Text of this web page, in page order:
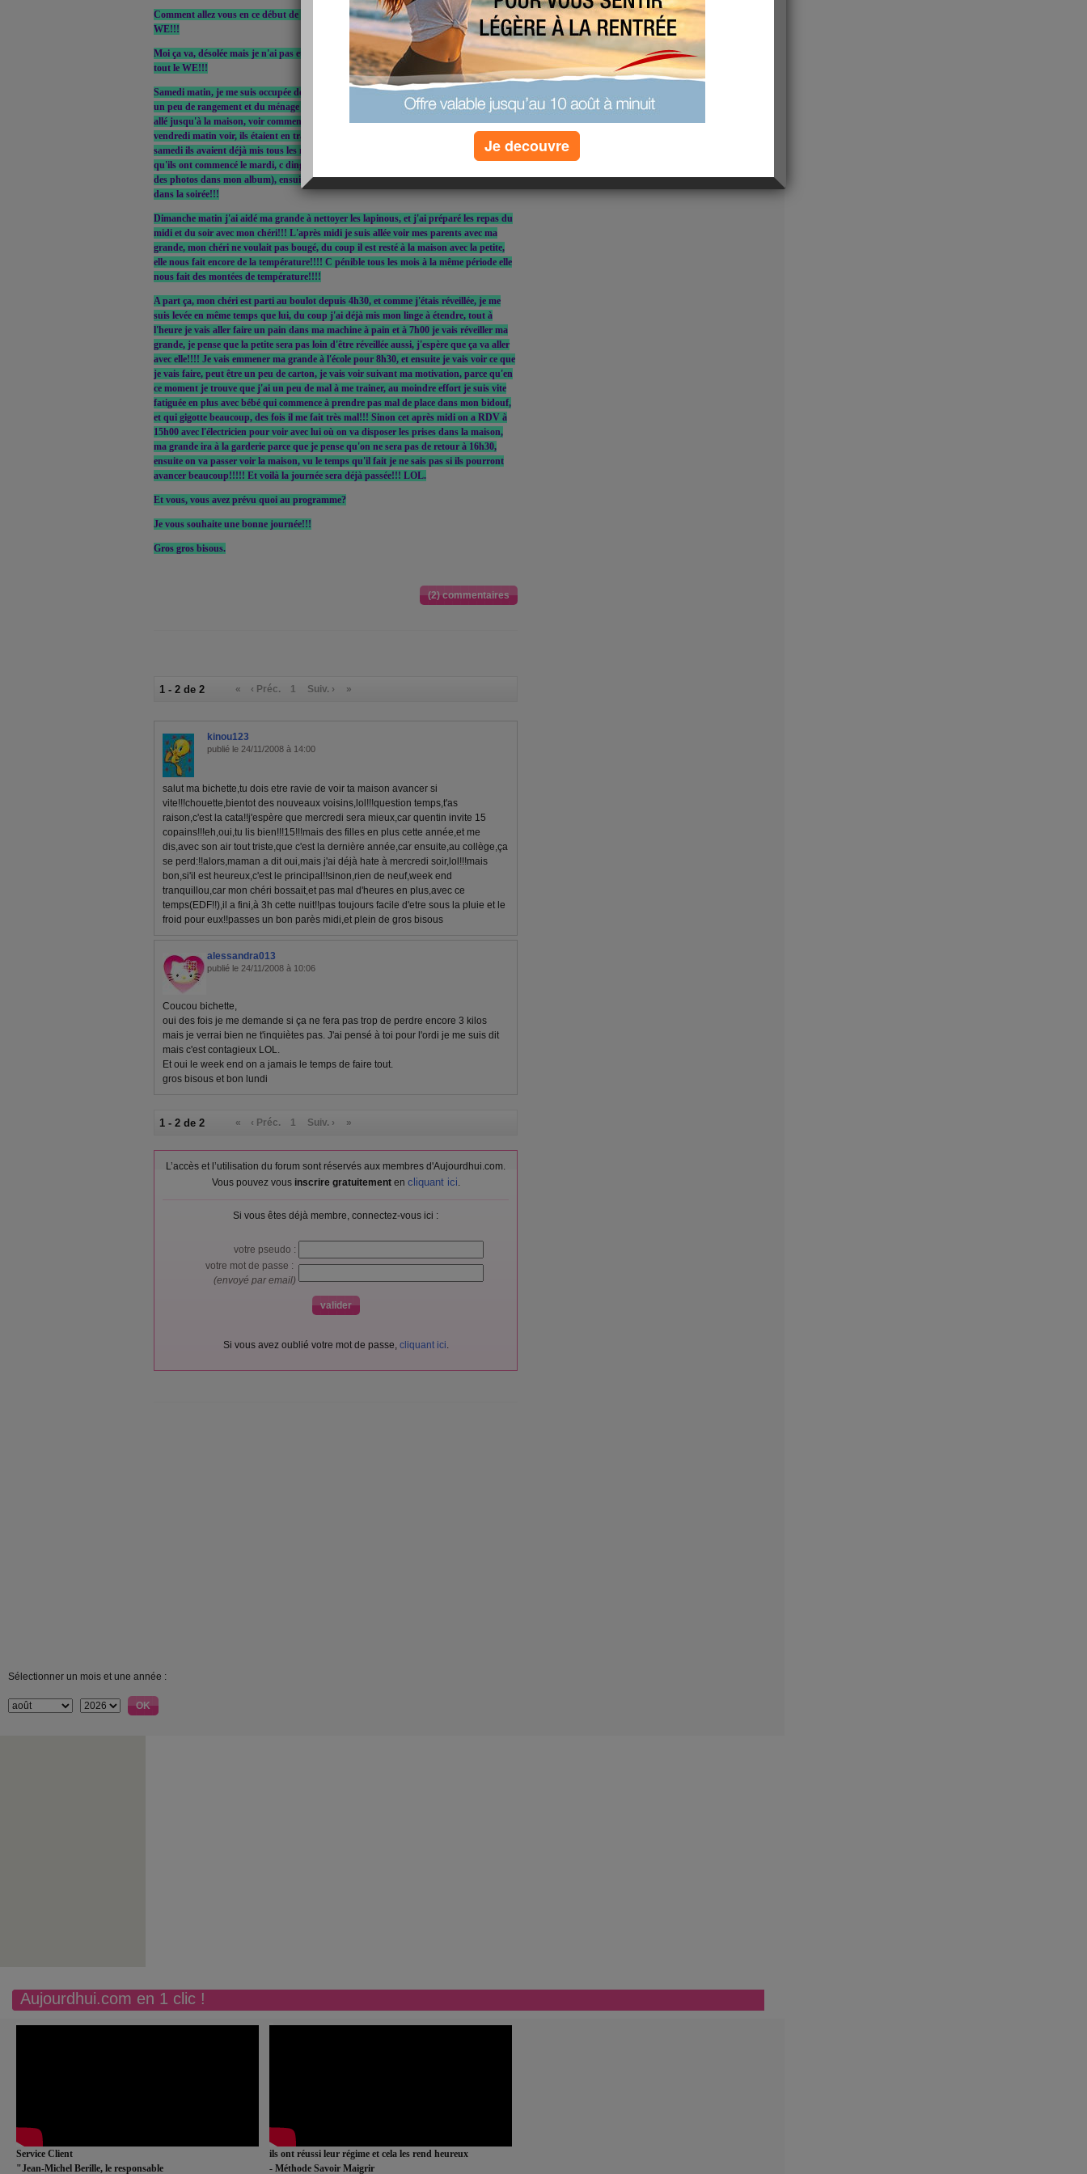
Comment allez vous en ce début de semaine? J'espère que vous avez passé un bon
WE!!!
Moi ça va, désolée mais je n'ai pas eu le temps de passer vous faire un petit coucou de
tout le WE!!!
Samedi matin, je me suis occupée de mes nénettes, coupé les cheveux de mon chéri, fait
un peu de rangement et du ménage et l'après midi on a bougé de bonne heure, on est
allé jusqu'à la maison, voir comment ça avançait, on a halluciné, quand je suis allée
vendredi matin voir, ils étaient en train de faire le vide technique, et quand on est arrivé
samedi ils avaient déjà mis tous les murs de façade, mon chéri n'y croyait pas, surtout
qu'ils ont commencé le mardi, c dingue comment ça va vite (j'essaierais de vous mettre
des photos dans mon album), ensuite on est allé voir mes beaux parents, on est rentré
dans la soirée!!!
Dimanche matin j'ai aidé ma grande à nettoyer les lapinous, et j'ai préparé les repas du
midi et du soir avec mon chéri!!! L'après midi je suis allée voir mes parents avec ma
grande, mon chéri ne voulait pas bougé, du coup il est resté à la maison avec la petite,
elle nous fait encore de la température!!!! C pénible tous les mois à la même période elle
nous fait des montées de température!!!!
A part ça, mon chéri est parti au boulot depuis 4h30, et comme j'étais réveillée, je me
suis levée en même temps que lui, du coup j'ai déjà mis mon linge à étendre, tout à
l'heure je vais aller faire un pain dans ma machine à pain et à 7h00 je vais réveiller ma
grande, je pense que la petite sera pas loin d'être réveillée aussi, j'espère que ça va aller
avec elle!!!! Je vais emmener ma grande à l'école pour 8h30, et ensuite je vais voir ce que
je vais faire, peut être un peu de carton, je vais voir suivant ma motivation, parce qu'en
ce moment je trouve que j'ai un peu de mal à me trainer, au moindre effort je suis vite
fatiguée en plus avec bébé qui commence à prendre pas mal de place dans mon bidouf,
et qui gigotte beaucoup, des fois il me fait très mal!!! Sinon cet après midi on a RDV à
15h00 avec l'électricien pour voir avec lui où on va disposer les prises dans la maison,
ma grande ira à la garderie parce que je pense qu'on ne sera pas de retour à 16h30,
ensuite on va passer voir la maison, vu le temps qu'il fait je ne sais pas si ils pourront
avancer beaucoup!!!!! Et voilà la journée sera déjà passée!!! LOL.
Et vous, vous avez prévu quoi au programme?
Je vous souhaite une bonne journée!!!
Gros gros bisous.
(2) commentaires
1 - 2 de 2 « ‹ Préc. 1 Suiv. › »
kinou123
publié le 24/11/2008 à 14:00
salut ma bichette,tu dois etre ravie de voir ta maison avancer si
vite!!!chouette,bientot des nouveaux voisins,lol!!!question temps,t'as
raison,c'est la cata!!j'espère que mercredi sera mieux,car quentin invite 15
copains!!!eh,oui,tu lis bien!!!15!!!mais des filles en plus cette année,et me
dis,avec son air tout triste,que c'est la dernière année,car ensuite,au collège,ça
se perd:!!alors,maman a dit oui,mais j'ai déjà hate à mercredi soir,lol!!!mais
bon,si'il est heureux,c'est le principal!!sinon,rien de neuf,week end
tranquillou,car mon chéri bossait,et pas mal d'heures en plus,avec ce
temps(EDF!!),il a fini,à 3h cette nuit!!pas toujours facile d'etre sous la pluie et le
froid pour eux!!passes un bon parès midi,et plein de gros bisous
alessandra013
publié le 24/11/2008 à 10:06
Coucou bichette,
oui des fois je me demande si ça ne fera pas trop de perdre encore 3 kilos
mais je verrai bien ne t'inquiètes pas. J'ai pensé à toi pour l'ordi je me suis dit
mais c'est contagieux LOL.
Et oui le week end on a jamais le temps de faire tout.
gros bisous et bon lundi
1 - 2 de 2 « ‹ Préc. 1 Suiv. › »
L’accès et l’utilisation du forum sont réservés aux membres d'Aujourdhui.com.
Vous pouvez vous inscrire gratuitementen cliquant ici.
Si vous êtes déjà membre, connectez-vous ici :
votre pseudo :
votre mot de passe :
(envoyé par email)
Si vous avez oublié votre mot de passe, cliquant ici.
Sélectionner un mois et une année :
Aujourdhui.com en 1 clic !
Service Client
"Jean-Michel Berille, le responsable
ils ont réussi leur régime et cela les rend heureux
- Méthode Savoir Maigrir
Je decouvre